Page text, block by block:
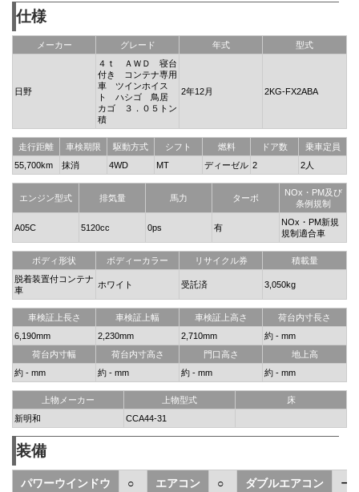
仕様
メーカー グレード 年式 型式
日野
４ｔ ＡＷＤ 寝台
付き コンテナ専用
車 ツインホイス
ト ハシゴ 鳥居
カゴ ３．０５トン
積
2年12月 2KG-FX2ABA
走行距離 車検期限 駆動方式 シフト 燃料 ドア数
乗車定員
55,700km
抹消 4WD MT ディーゼル 2 2人
エンジン型式 排気量 馬力 ターボ
NOx・PM及び
条例規制
A05C 5120cc 0ps 有
NOx・PM新規
規制適合車
ボディ形状 ボディーカラー リサイクル券
積載量
脱着装置付コンテナ
車
ホワイト 受託済 3,050kg
車検証上長さ 車検証上幅 車検証上高さ
荷台内寸長さ
6,190mm
2,230mm 2,710mm
約 - mm
荷台内寸幅
荷台内寸高さ 門口高さ
地上高
約 - mm
約 - mm 約 - mm 約 - mm
上物メーカー 上物型式
床
新明和
CCA44-31
装備
パワーウインドウ ○ エアコン ○ ダブルエアコン ー